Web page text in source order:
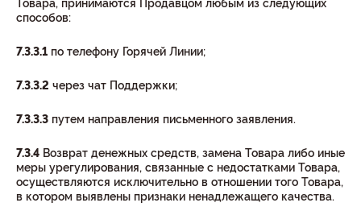
Товара, принимаются Продавцом любым из следующих
способов:
7.3.3.1 по телефону Горячей Линии;
7.3.3.2 через чат Поддержки;
7.3.3.3 путем направления письменного заявления.
7.3.4 Возврат денежных средств, замена Товара либо иные
меры урегулирования, связанные с недостатками Товара,
осуществляются исключительно в отношении того Товара,
в котором выявлены признаки ненадлежащего качества.